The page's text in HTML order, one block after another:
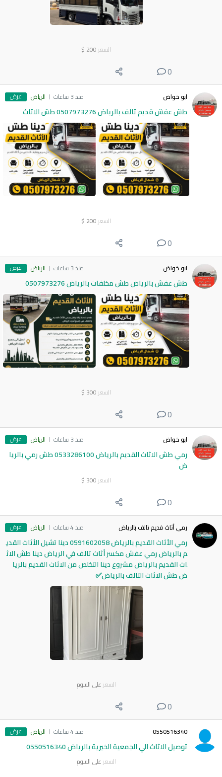
السعر 200
$
0
ابو خواض منذ 3 ساعات الرياض عرض
طش عفش قديم تالف بالرياض 0507973276 طش الاثاث
السعر 200
$
0
ابو خواض منذ 3 ساعات الرياض عرض
طش عفش بالرياض طش مخلفات بالرياض 0507973276
السعر 300
$
0
ابو خواض منذ 3 ساعات الرياض عرض
رمي طش الاثاث القديم بالرياض 0533286100 طش رمي بالريا
ض
السعر 300
$
0
رمي أثاث قديم تالف بالرياض منذ 4 ساعات الرياض عرض
رمي الأثاث القديم بالرياض 0591602058 دينا تشيل الأثاث القدي
م بالرياض رمي عفش مكسر أثاث تالف في الرياض دينا طش الاث
اث القديم بالرياض مشروع دينا التخلص من الاثاث القديم بالريا
ض طش الاثاث التالف بالرياض✅
السعر على السوم
0
0550516340 منذ 4 ساعات الرياض عرض
توصيل الاثاث الي الجمعية الخيرية بالرياض 0550516340
السعر على السوم